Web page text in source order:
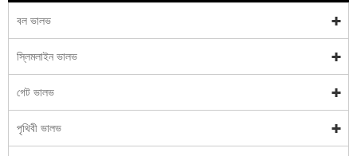
বল ভালভ
স্লিমলাইন ভালভ
গেট ভালভ
পৃথিবী ভালভ